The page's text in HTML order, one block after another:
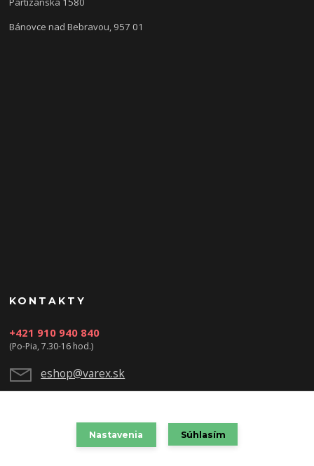
Bánovce nad Bebravou, 957 01
KONTAKTY
+421 910 940 840
(Po-Pia, 7.30-16 hod.)
eshop@varex.sk
Nastavenia Súhlasím